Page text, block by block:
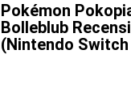
Pokémon
Bolleblub
(Nintendo Switch